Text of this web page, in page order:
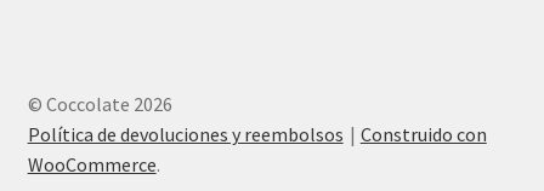
© Coccolate 2026
Política de devoluciones y reembolsos
Construido con
WooCommerce.